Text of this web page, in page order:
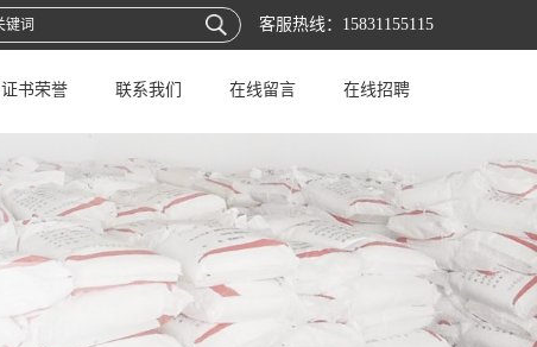
客服热线： 15831155115
证书荣誉 联系我们 在线留言 在线招聘